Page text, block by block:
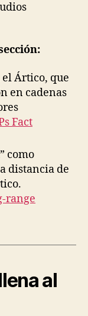
Ártico, que
en cadenas
Fact
como
distancia de
range
al